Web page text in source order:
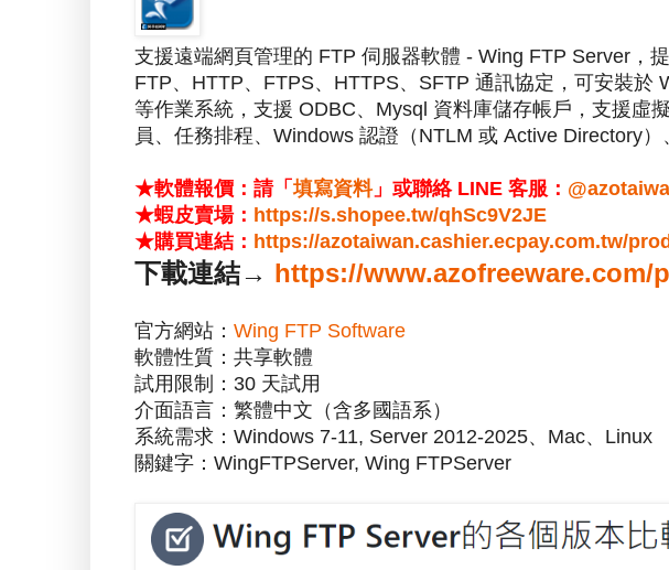
支援遠端網頁管理的 FTP 伺服器軟體 - Wing FTP Server，
FTP、HTTP、FTPS、HTTPS、SFTP 通訊協定，可安裝於
等作業系統，支援 ODBC、Mysql 資料庫儲存帳戶，支援虛
員、任務排程、Windows 認證（NTLM 或 Active Directory）
★軟體報價：請「填寫資料」或聯絡 LINE 客服：
★蝦皮賣場： https://s.shopee.tw/qhSc9V2JE
★購買連結： https://azotaiwan.cashier.ecpay.com.tw/
下載連結→ https://www.azofreeware.com/
官方網站： Wing FTP Software
軟體性質：共享軟體
試用限制：30 天試用
介面語言：繁體中文（含多國語系）
系統需求：Windows 7-11, Server 2012-2025、Mac、Linux
關鍵字：WingFTPServer, Wing FTPServer